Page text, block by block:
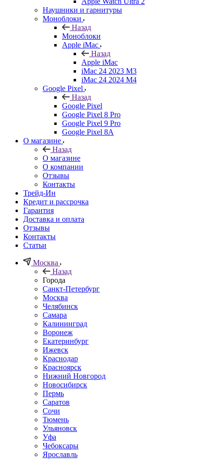
Наушники и гарнитуры
Моноблоки
Назад
Моноблоки
Apple iMac
Назад
Apple iMac
iMac 24 2023 M3
iMac 24 2024 M4
Google Pixel
Назад
Google Pixel
Google Pixel 8 Pro
Google Pixel 9 Pro
Google Pixel 8A
О магазине
Назад
О магазине
О компании
Отзывы
Контакты
Трейд-Ин
Кредит и рассрочка
Гарантия
Доставка и оплата
Отзывы
Контакты
Статьи
Москва
Назад
Города
Санкт-Петербург
Москва
Челябинск
Самара
Калининград
Воронеж
Екатеринбург
Ижевск
Краснодар
Красноярск
Нижний Новгород
Новосибирск
Пермь
Саратов
Сочи
Тюмень
Ульяновск
Уфа
Чебоксары
Ярославль